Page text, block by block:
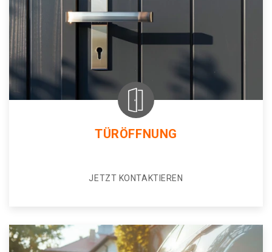
TÜRÖFFNUNG
JETZT KONTAKTIEREN